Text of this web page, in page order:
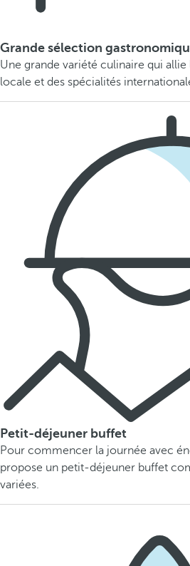
Grande sélection
Une grande variété culinaire qui
locale et des spécialités
Petit-déjeuner buffet
Pour commencer la journée avec
propose un petit-déjeuner buffet
variées.